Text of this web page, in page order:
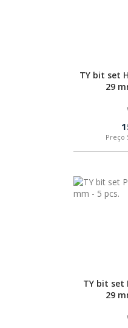
TY bit set
29
Preço
TY bit set
29